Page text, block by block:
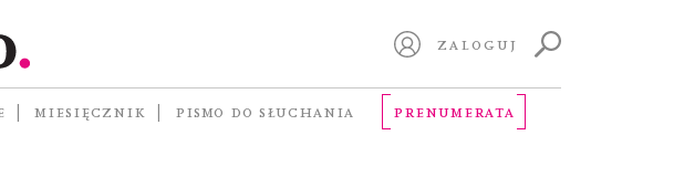
ZALOGUJ
MIESIĘCZNIK PISMO DO SŁUCHANIA PRENUMERATA